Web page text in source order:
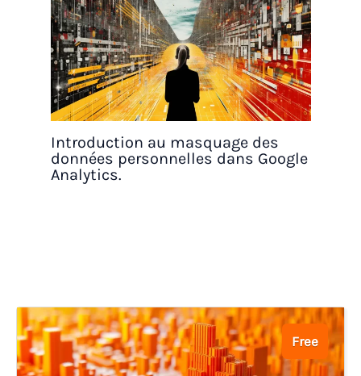
Introduction au masquage des
données personnelles dans Google
Analytics.
Free